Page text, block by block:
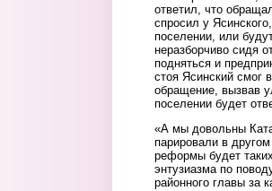
ответил, что
спросил у
поселении, или
неразборчиво сидя
подняться и
стоя Ясинский смог
обращение, вызвав
поселении будет
«А мы довольны
парировали в
реформы будет
энтузиазма по
районного главы за